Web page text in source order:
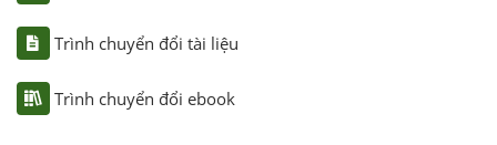
Trình chuyển đổi tài liệu
Trình chuyển đổi ebook